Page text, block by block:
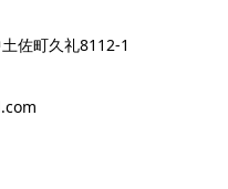
佐町久礼8112-1